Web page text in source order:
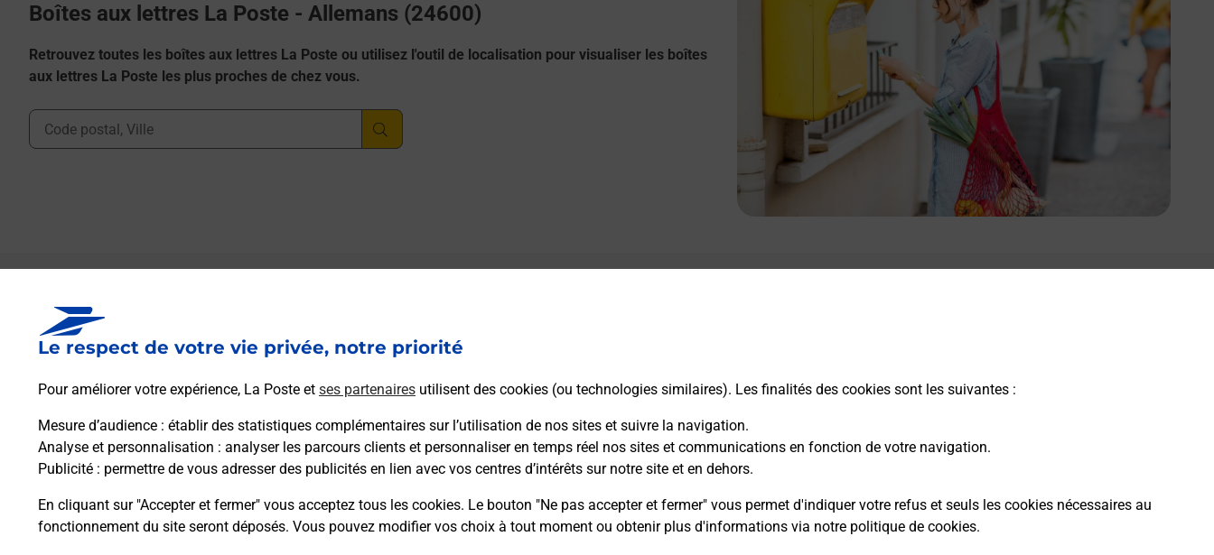
Le respect de votre vie privée, notre priorité
Pour améliorer votre expérience, La Poste et ses partenaires utilisent des cookies (ou technologies similaires). Les finalités des cookies sont les suivantes :
Mesure d’audience : établir des statistiques complémentaires sur l’utilisation de nos sites et suivre la navigation.
Analyse et personnalisation : analyser les parcours clients et personnaliser en temps réel nos sites et communications en fonction de votre navigation.
Publicité : permettre de vous adresser des publicités en lien avec vos centres d’intérêts sur notre site et en dehors.
En cliquant sur "Accepter et fermer" vous acceptez tous les cookies. Le bouton "Ne pas accepter et fermer" vous permet d'indiquer votre refus et seuls les cookies nécessaires au
fonctionnement du site seront déposés. Vous pouvez modifier vos choix à tout moment ou obtenir plus d'informations via notre politique de cookies.
Boîtes aux lettres La Poste - Allemans (24600)
Retrouvez toutes les boîtes aux lettres La Poste ou utilisez l'outil de localisation pour visualiser les boîtes
aux lettres La Poste les plus proches de chez vous.
Ville, Département, Code Postal
Boîte aux Lettres La Poste
Prochaine collecte du courrier vendredià
24600 Allemans
Itinéraire
438 Route Du Gros Chene
24600 Allemans